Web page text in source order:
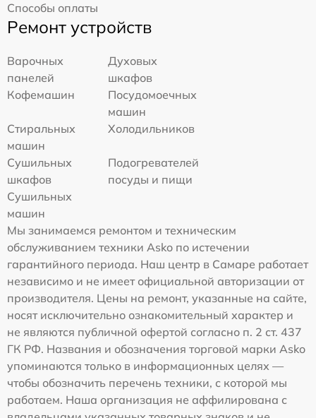
Способы оплаты
Ремонт устройств
Варочных
панелей
Духовых
шкафов
Кофемашин
Посудомоечных
машин
Стиральных
машин
Холодильников
Сушильных
шкафов
Подогревателей
посуды и пищи
Сушильных
машин
Мы занимаемся ремонтом и техническим
обслуживанием техники Asko по истечении
гарантийного периода. Наш центр в Самаре работает
независимо и не имеет официальной авторизации от
производителя. Цены на ремонт, указанные на сайте,
носят исключительно ознакомительный характер и
не являются публичной офертой согласно п. 2 ст. 437
ГК РФ. Названия и обозначения торговой марки Asko
упоминаются только в информационных целях —
чтобы обозначить перечень техники, с которой мы
работаем. Наша организация не аффилирована с